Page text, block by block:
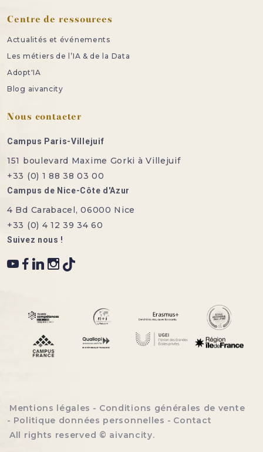
Centre de ressources
Actualités et événements
Les métiers de l’IA & de la Data
Adopt'IA
Blog aivancity
Nous contacter
Campus Paris-Villejuif
151 boulevard Maxime Gorki à Villejuif
+33 (0) 1 88 38 03 00
Campus de Nice-Côte d'Azur
4 Bd Carabacel, 06000 Nice
+33 (0) 4 12 39 34 60
Suivez nous !
Menu bottom footer
Mentions légales
Conditions générales de vente
Politique données personnelles
Contact
All rights reserved © aivancity.